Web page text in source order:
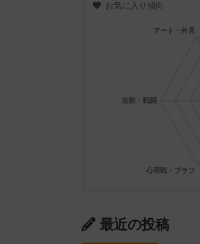
お気に入り傾向
最近の投稿